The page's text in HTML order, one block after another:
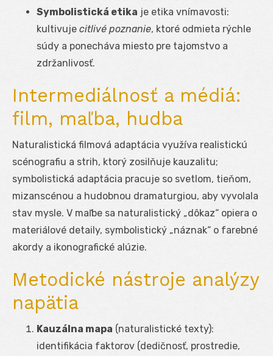
Symbolistická etika je etika vnímavosti:
kultivuje citlivé poznanie, ktoré odmieta rýchle
súdy a ponecháva miesto pre tajomstvo a
zdržanlivosť.
Intermediálnosť a médiá:
film, maľba, hudba
Naturalistická filmová adaptácia využíva realistickú
scénografiu a strih, ktorý zosilňuje kauzalitu;
symbolistická adaptácia pracuje so svetlom, tieňom,
mizanscénou a hudobnou dramaturgiou, aby vyvolala
stav mysle. V maľbe sa naturalistický „dôkaz“ opiera o
materiálové detaily, symbolistický „náznak“ o farebné
akordy a ikonografické alúzie.
Metodické nástroje analýzy
napätia
Kauzálna mapa (naturalistické texty):
identifikácia faktorov (dedičnosť, prostredie,